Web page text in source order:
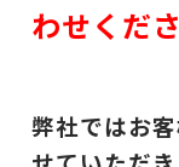
わせくだ
弊社ではお